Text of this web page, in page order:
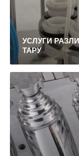
УСЛУГИ
ТАРУ